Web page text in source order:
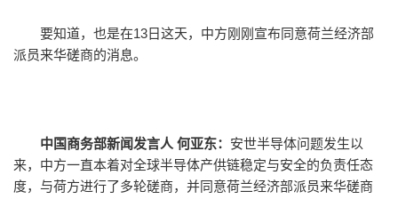
要知道，也是在13日这天，中方刚刚宣布同意荷兰经济部
派员来华磋商的消息。
中国商务部新闻发言人 何亚东： 安世半导体问题发生以
来，中方一直本着对全球半导体产供链稳定与安全的负责任态
度，与荷方进行了多轮磋商，并同意荷兰经济部派员来华磋商